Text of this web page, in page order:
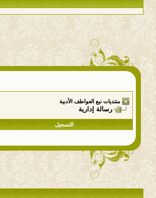
منتديات نبع العواطف الأدبية
رسالة إدارية
التسجيل